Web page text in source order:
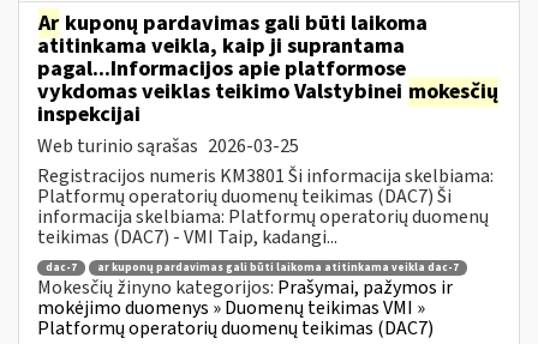
Ar kuponų pardavimas gali būti laikoma
atitinkama veikla, kaip ji suprantama
pagal...Informacijos apie platformose
vykdomas veiklas teikimo Valstybinei mokesčių
inspekcijai
Web turinio sąrašas 2026-03-25
Registracijos numeris KM3801 Ši informacija skelbiama:
Platformų operatorių duomenų teikimas (DAC7) Ši
informacija skelbiama: Platformų operatorių duomenų
teikimas (DAC7) - VMI Taip, kadangi...
dac-7 ar kuponų pardavimas gali būti laikoma atitinkama veikla dac-7
Mokesčių žinyno kategorijos: Prašymai, pažymos ir
mokėjimo duomenys » Duomenų teikimas VMI »
Platformų operatorių duomenų teikimas (DAC7)